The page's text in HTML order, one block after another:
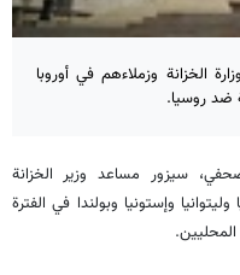
الخزانة وزملاءهم في أوروبا
ضد روسيا.
سيزور مساعد وزير الخزانة
وإستونيا وبولندا في الفترة